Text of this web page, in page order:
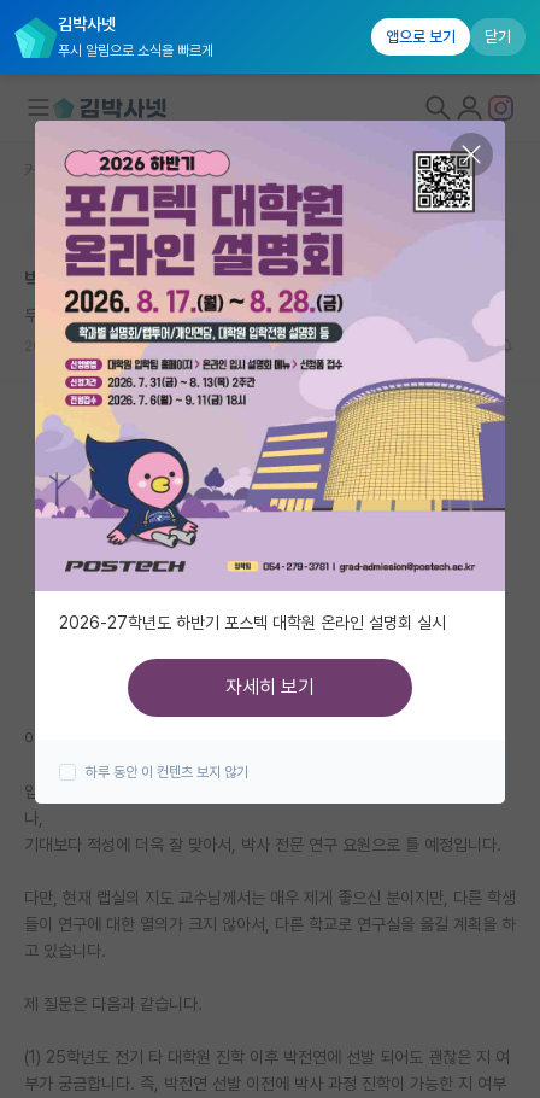
김박사넷
푸시 알림으로 소식을 빠르게
앱으로 보기 닫기
대학원생 모집
국내대학원 정보
연구실&오픈랩
커뮤니티
커뮤니티 홈
전체글보기
베스트 게시판
IF 명예의전당
자유 게시판(아무개랩)
미국 유학 게시판
미국 대학원 합격 후기 게시판
대학원 합격 후기 게시판
임용 정보 게시판
임용 후기 게시판
커뮤니티 홈 자유 게시판(아무개랩)
본문이 수정되지 않는 박제글입니다.
박전연 및 타대 박사 과정 진학 관련 질문 드립니다.
무서운 장자크 루소
2024.09.10 4 1858
이번 학기 석사 과정 졸업 예정인 사람입니다.
입학 당시만 해도 석사 졸업 후 석사 전문 연구 요원을 염두에 두고 있었으
나,
기대보다 적성에 더욱 잘 맞아서, 박사 전문 연구 요원으로 틀 예정입니다.
다만, 현재 랩실의 지도 교수님께서는 매우 제게 좋으신 분이지만, 다른 학생
들이 연구에 대한 열의가 크지 않아서, 다른 학교로 연구실을 옮길 계획을 하
고 있습니다.
제 질문은 다음과 같습니다.
(1) 25학년도 전기 타 대학원 진학 이후 박전연에 선발 되어도 괜찮은 지 여
부가 궁금합니다. 즉, 박전연 선발 이전에 박사 과정 진학이 가능한 지 여부
2026-27학년도 하반기 포스텍 대학원 온라인 설명회 실시
자세히 보기
하루 동안 이 컨텐츠 보지 않기